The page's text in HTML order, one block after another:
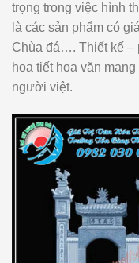
trọng trong việc hình
là các sản phẩm có
Chùa đá…. Thiết kế –
hoa tiết hoa văn
người việt.